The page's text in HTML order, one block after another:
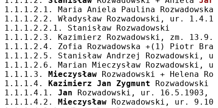
1.1.1.2.1. Maria Aniela Paulina
1.1.1.2.2. Władysław Rozwadowski, ur.
1.1.1.2.2.1. Stanisław Rozwadowski
1.1.1.2.3. Kazimierz Rozwadowski, zm.
1.1.1.2.4. Zofia Rozwadowska +(1) Piotr
1.1.1.2.5. Stanisław Andrzej Rozwadowski,
1.1.1.2.6. Marian Mieczysław
1.1.1.3. Mieczysław Rozwadowski + Helena
1.1.1.4. Kazimierz Jan Zygmunt
1.1.1.4.1. Jan Rozwadowski, ur. 16.5.1903,
1.1.1.4.2. Mieczysław Rozwadowski, ur.